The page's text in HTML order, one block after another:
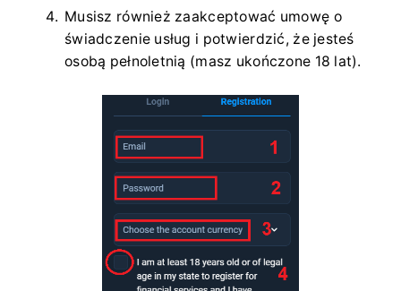
Musisz również zaakceptować umowę o
świadczenie usług i potwierdzić, że jesteś
osobą pełnoletnią (masz ukończone 18 lat).